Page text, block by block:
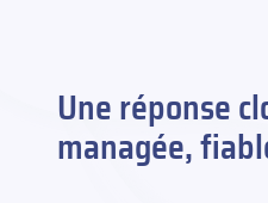
Une réponse
managée,